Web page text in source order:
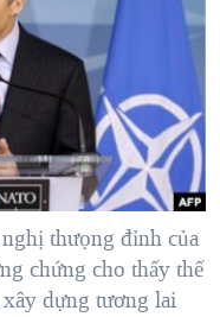
thưọng đỉnh của
chứng cho thấy thế
dựng tương lai